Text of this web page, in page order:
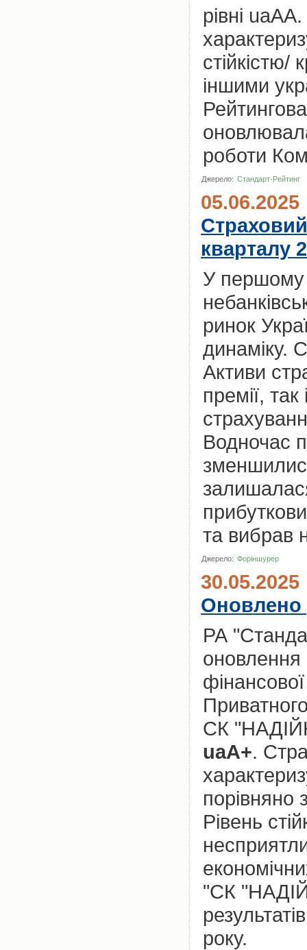
рівні
стійкістю/
іншими
роботи
Джерело: Стандарт-Рейтинг
05.06.2025
кварталу
У першому
ринок
динаміку.
Активи
премії,
Водночас
та вибрав
Джерело: Форіншурер
30.05.2025
Оновлено
РА
оновлення
СК
uaА+.
порівняно
Рівень
"СК
року.